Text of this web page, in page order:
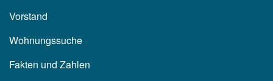
Vorstand
Wohnungssuche
Fakten und Zahlen